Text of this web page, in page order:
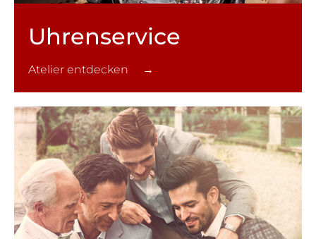
Uhren­service
Atelier entdecken →